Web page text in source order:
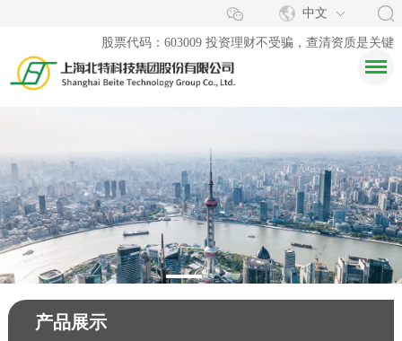
股票代码：603009 投资理财不受骗，查清资质是关键
中文
产品展示